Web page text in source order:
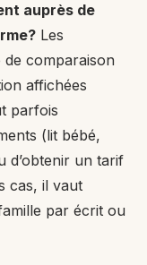
auprès de
Les
comparaison
affichées
parfois
(lit bébé,
d’obtenir un tarif
cas, il vaut
par écrit ou